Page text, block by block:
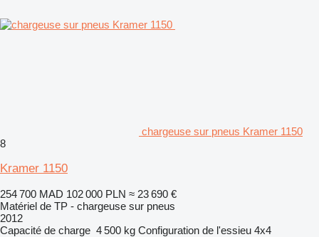
chargeuse sur pneus Kramer 1150
8
Kramer 1150
254 700 MAD 102 000 PLN ≈ 23 690 €
Matériel de TP - chargeuse sur pneus
2012
Capacité de charge 4 500 kg Configuration de l'essieu 4x4